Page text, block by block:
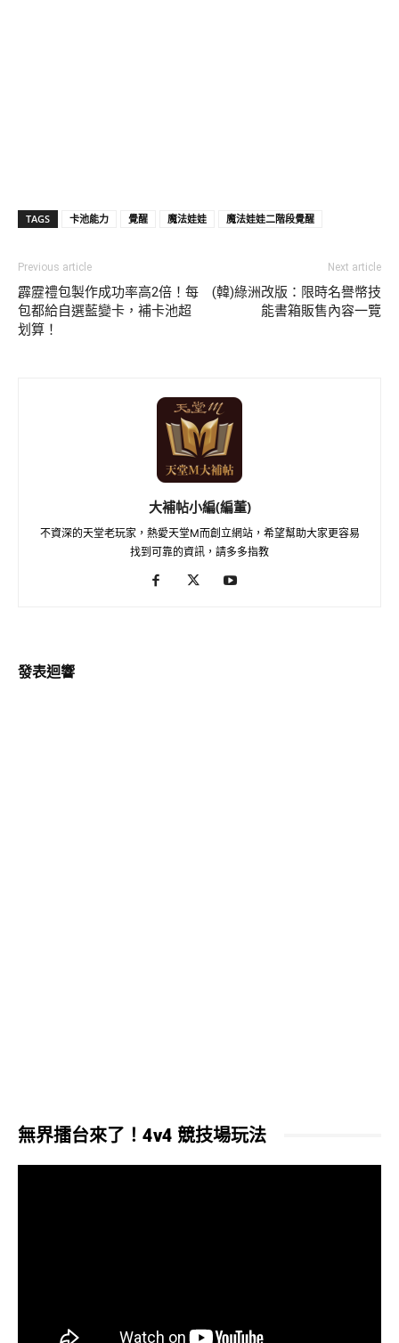
TAGS 卡池能力 覺醒 魔法娃娃 魔法娃娃二階段覺醒
Previous article
霹靂禮包製作成功率高2倍！每
包都給自選藍變卡，補卡池超
划算！
Next article
(韓)綠洲改版：限時名譽幣技
能書箱販售內容一覽
大補帖小編(編董)
不資深的天堂老玩家，熱愛天堂M而創立網站，希望幫助大家更容易
找到可靠的資訊，請多多指教
發表迴響
無界擂台來了！4v4 競技場玩法